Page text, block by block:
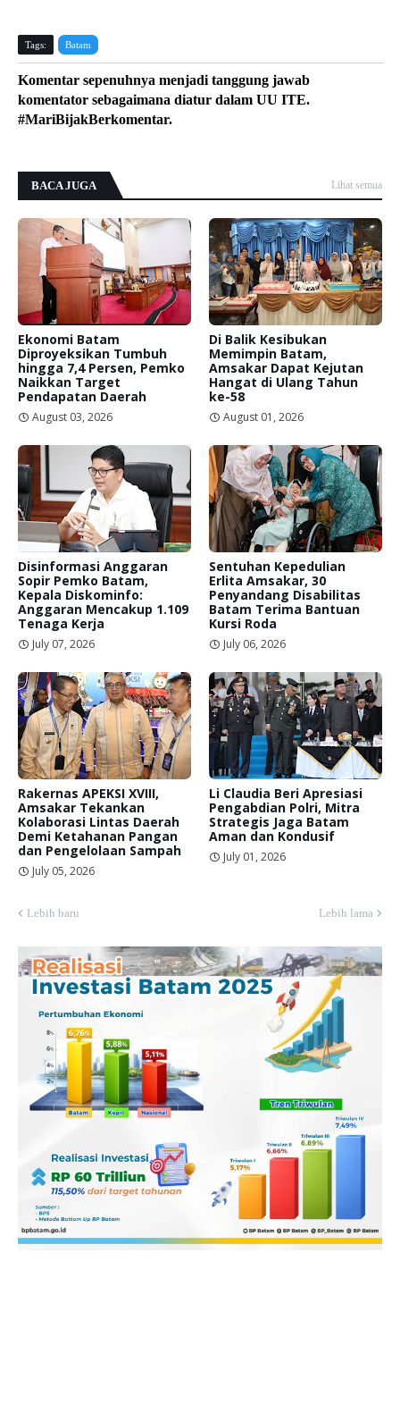
Tags: Batam
Komentar sepenuhnya menjadi tanggung jawab
komentator sebagaimana diatur dalam UU ITE.
#MariBijakBerkomentar.
BACA JUGA Lihat semua
Ekonomi Batam
Diproyeksikan Tumbuh
hingga 7,4 Persen, Pemko
Naikkan Target
Pendapatan Daerah
August 03, 2026
Di Balik Kesibukan
Memimpin Batam,
Amsakar Dapat Kejutan
Hangat di Ulang Tahun
ke-58
August 01, 2026
Disinformasi Anggaran
Sopir Pemko Batam,
Kepala Diskominfo:
Anggaran Mencakup 1.109
Tenaga Kerja
July 07, 2026
Sentuhan Kepedulian
Erlita Amsakar, 30
Penyandang Disabilitas
Batam Terima Bantuan
Kursi Roda
July 06, 2026
Rakernas APEKSI XVIII,
Amsakar Tekankan
Kolaborasi Lintas Daerah
Demi Ketahanan Pangan
dan Pengelolaan Sampah
July 05, 2026
Li Claudia Beri Apresiasi
Pengabdian Polri, Mitra
Strategis Jaga Batam
Aman dan Kondusif
July 01, 2026
Lebih baru Lebih lama